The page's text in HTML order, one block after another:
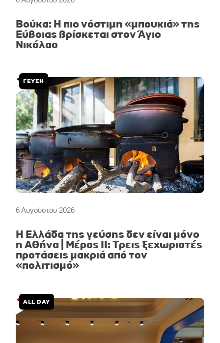
Βούκα: Η πιο νόστιμη «μπουκιά» της
Εύβοιας βρίσκεται στον Άγιο
Νικόλαο
6 Αυγούστου 2026
ΓΕΥΣΗ
Η Ελλάδα της γεύσης δεν είναι μόνο
η Αθήνα | Μέρος II: Τρεις ξεχωριστές
προτάσεις μακριά από τον
«πολιτισμό»
ALL DAY